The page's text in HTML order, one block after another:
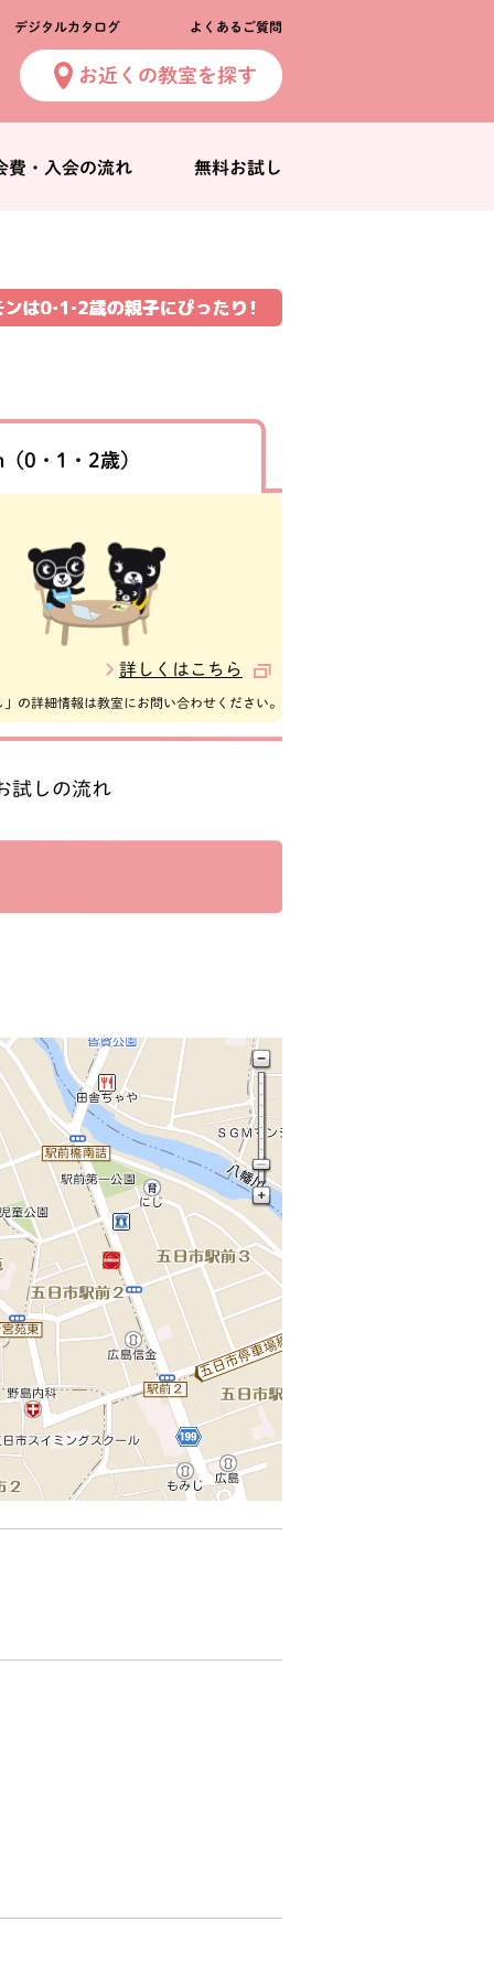
デジタルカタログ よくあるご質問
お近くの教室を探す
費・入会の流れ 無料お試し
（0・1・2歳）
詳しくはこちら
」の詳細情報は教室にお問い合わせください。
試しの流れ